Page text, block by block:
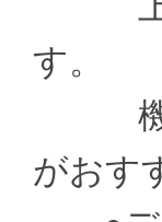
す。
機械
がおす